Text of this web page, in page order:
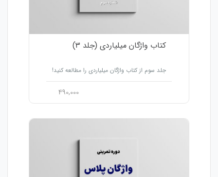
کتاب واژگان میلیاردی (جلد ۳)
جلد سوم از کتاب واژگان میلیاردی را مطالعه کنید!
490,000